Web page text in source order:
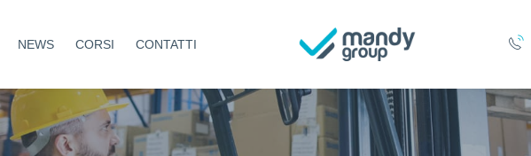
del lavoro
NEWS CORSI CONTATTI